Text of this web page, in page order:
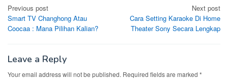
Post
navigation
Previous post
Smart TV Changhong Atau
Coocaa : Mana Pilihan Kalian?
Next post
Cara Setting Karaoke Di Home
Theater Sony Secara Lengkap
Leave a Reply
Your email address will not be published. Required fields are marked *